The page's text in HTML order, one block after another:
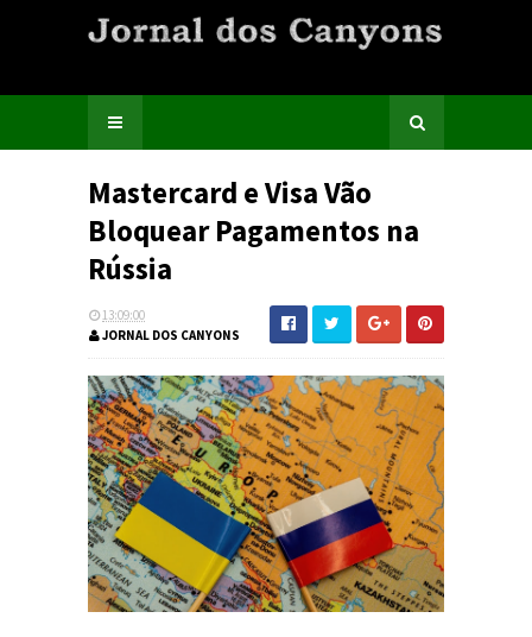
Mastercard e Visa Vão
Bloquear Pagamentos na
Rússia
13:09:00
JORNAL DOS CANYONS